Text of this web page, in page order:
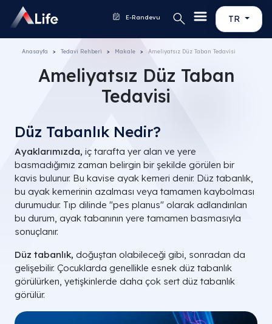
TR
E-Randevu
Anasayfa Tedavi Rehberi Makale Ameliyatsız Düz Taban Tedavisi
Ameliyatsız Düz Taban
Tedavisi
Düz Tabanlık Nedir?
Ayaklarımızda, iç tarafta yer alan ve yere
basmadığımız zaman belirgin bir şekilde görülen bir
kavis bulunur. Bu kavise ayak kemeri denir. Düz tabanlık,
bu ayak kemerinin azalması veya tamamen kaybolması
durumudur. Tıp dilinde "pes planus" olarak adlandırılan
bu durum, ayak tabanının yere tamamen basmasıyla
sonuçlanır.
Düz tabanlık, doğuştan olabileceği gibi, sonradan da
gelişebilir. Çocuklarda genellikle esnek düz tabanlık
görülürken, yetişkinlerde daha çok sert düz tabanlık
görülür.